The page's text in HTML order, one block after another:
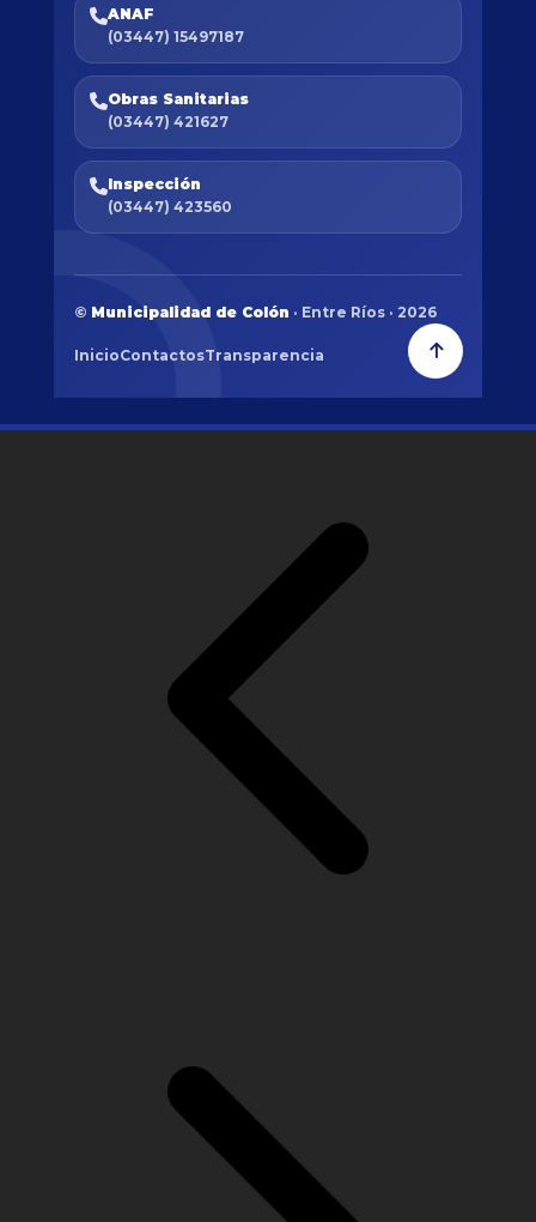
ANAF
(03447) 15497187
Obras Sanitarias
(03447) 421627
Inspección
(03447) 423560
© Municipalidad de Colón · Entre Ríos · 2026
InicioContactosTransparencia